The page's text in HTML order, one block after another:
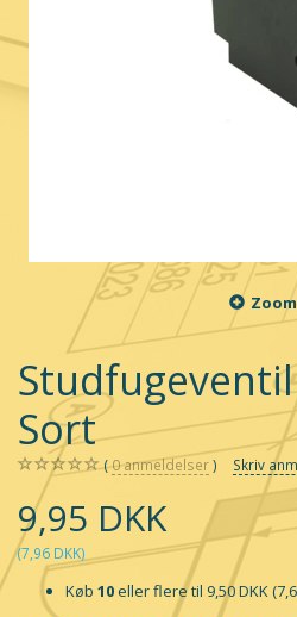
Zoom
Sort
0anmeldelser Skriv
9,95 DKK
(7,96 DKK)
Køb 10eller flere til 9,50 DKK(